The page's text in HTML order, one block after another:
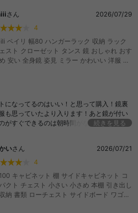
さん
2026/07/29
4
ペイリ 幅80 ハンガーラック 収納 ラック
スト クローゼット タンス 鏡 おしゃれ おす
安い 全身鏡 姿見 ミラー かわいい 洋服 衣
になってるのはいい！と思って購入！鏡裏
も思っていたより入ります！あと鏡が付い
がすぐできるのは朝時間がないバタバタし
続きを見る
いさん
2026/07/21
4
キャビネット 棚 サイドキャビネット コ
クト チェスト 小さい 小さめ 本棚 引き出し
納 書類 ローチェスト サイドボード ワゴン